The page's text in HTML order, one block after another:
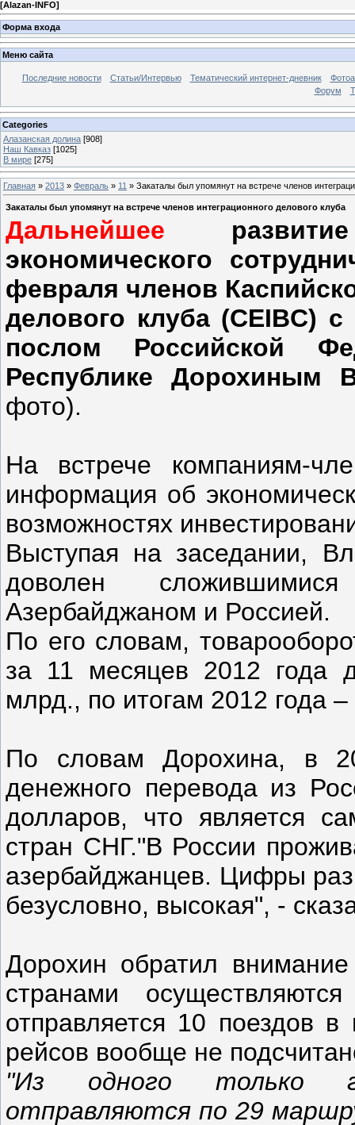
[Alazan-INFO]
Форма входа
Меню сайта
Последние новости Статьи/Интервью Тематический интернет-дневник
Форум
Categories
Алазанская долина [908]
Наш Кавказ [1025]
В мире [275]
Главная » 2013 » Февраль » 11 » Закаталы был упомянут на встрече членов
Закаталы был упомянут на встрече членов интеграционного делового клуба
Дальнейшее развитие
экономического
февраля членов
делового клуба (CEIBC)
послом Российской
Республике Дорохиным
фото).
На встрече компаниям-
информация об
возможностях
Выступая на заседании,
доволен
Азербайджаном и Россией.
По его словам,
за 11 месяцев 2012 года
млрд., по итогам 2012 года
По словам Дорохина, в
денежного перевода из
долларов, что является
стран СНГ."В России
азербайджанцев. Цифры
безусловно, высокая", -
Дорохин обратил
странами
отправляется 10 поездов
рейсов вообще не
"Из одного только
отправляются по 29